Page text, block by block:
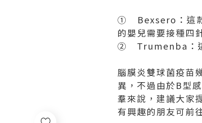
① Bexsero：這款
的嬰兒需要接種四
② Trumenba：這
腦膜炎雙球菌疫苗
異，不過由於B型
羣來說，建議大家
有興趣的朋友可前